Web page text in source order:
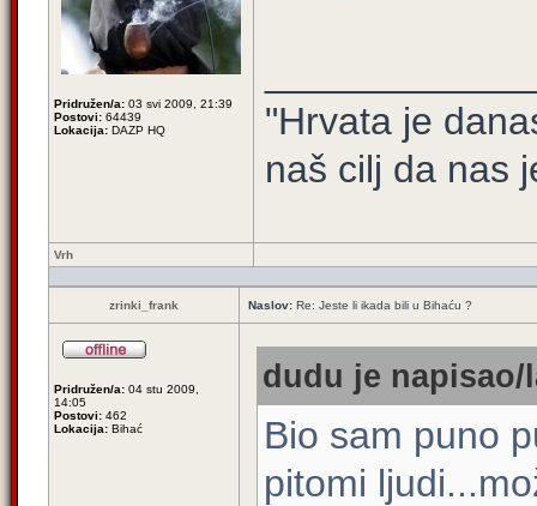
Pridružen/a: 03 svi 2009, 21:39
Postovi: 64439
Lokacija: DAZP HQ
"Hrvata je
naš cilj da nas
Vrh
zrinki_frank Naslov: Re: Jeste li ikada bili u Bihaću ?
Pridružen/a: 04 stu 2009,
14:05
Postovi: 462
Lokacija: Bihać
dudu je napisao/
Bio sam puno
pitomi